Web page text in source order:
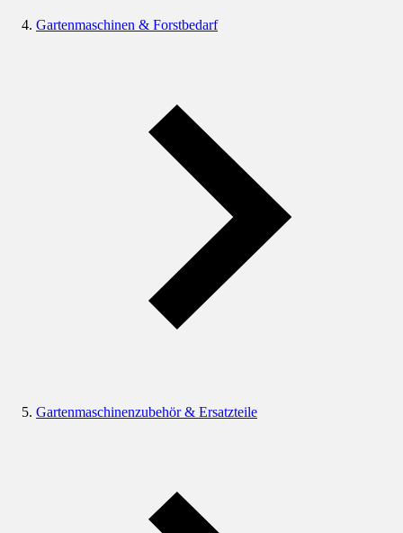
Gartenmaschinen & Forstbedarf
Gartenmaschinenzubehör & Ersatzteile